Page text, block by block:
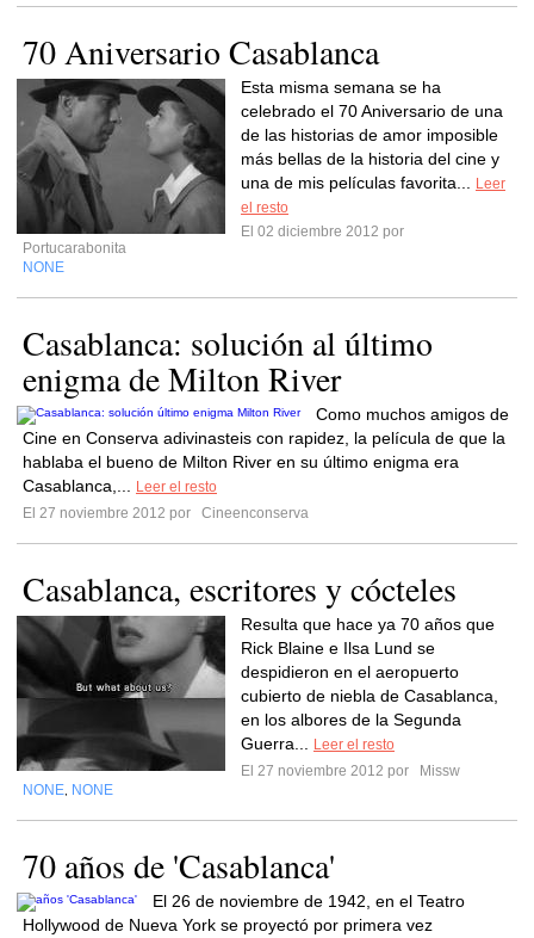
70 Aniversario Casablanca
Esta misma semana se ha
celebrado el 70 Aniversario de una
de las historias de amor imposible
más bellas de la historia del cine y
una de mis películas favorita...
Leer
el resto
El 02 diciembre 2012 por
Portucarabonita
NONE
Casablanca: solución al último
enigma de Milton River
Como muchos amigos de
Cine en Conserva adivinasteis con rapidez, la película de que la
hablaba el bueno de Milton River en su último enigma era
Casablanca,...
Leer el resto
El 27 noviembre 2012 por
Cineenconserva
Casablanca, escritores y cócteles
Resulta que hace ya 70 años que
Rick Blaine e Ilsa Lund se
despidieron en el aeropuerto
cubierto de niebla de Casablanca,
en los albores de la Segunda
Guerra...
Leer el resto
El 27 noviembre 2012 por
Missw
NONE NONE
70 años de 'Casablanca'
El 26 de noviembre de 1942, en el Teatro
Hollywood de Nueva York se proyectó por primera vez